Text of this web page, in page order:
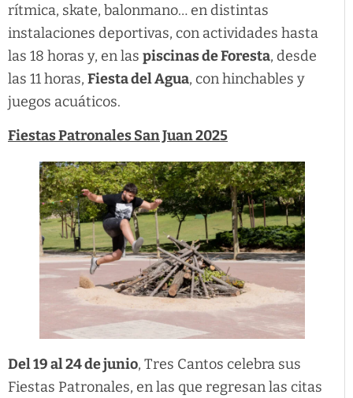
rítmica, skate, balonmano… en distintas
instalaciones deportivas, con actividades hasta
las 18 horas y, en las piscinas de Foresta, desde
las 11 horas, Fiesta del Agua, con hinchables y
juegos acuáticos.
Fiestas Patronales San Juan 2025
Del 19 al 24 de junio, Tres Cantos celebra sus
Fiestas Patronales, en las que regresan las citas